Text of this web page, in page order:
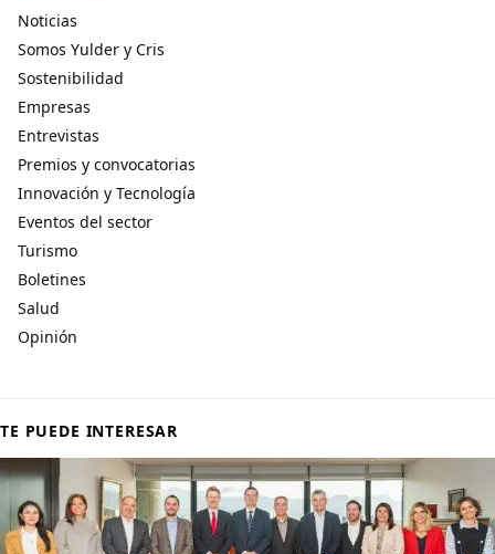
Noticias
Somos Yulder y Cris
Sostenibilidad
Empresas
Entrevistas
Premios y convocatorias
Innovación y Tecnología
Eventos del sector
Turismo
Boletines
Salud
Opinión
TE PUEDE INTERESAR